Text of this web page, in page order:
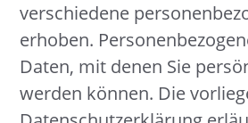
verschiedene
erhoben.
Daten, mit denen Sie
werden können. Die